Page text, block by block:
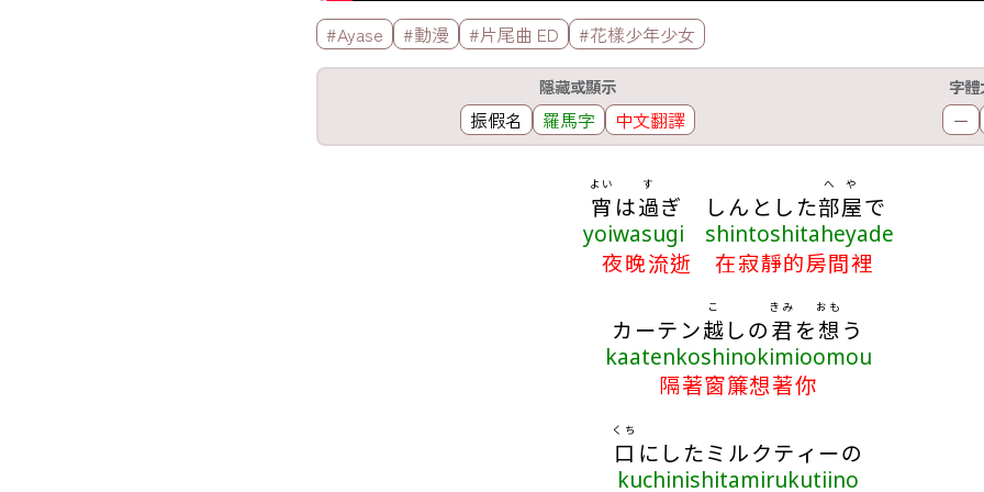
標籤欄
#Ayase #動漫 #片尾曲 ED #花樣少年少女
隱藏或顯示
振假名 羅馬字 中文翻譯
字
－
宵
よい
は過
す
ぎ しんとした部屋
へや
で
yoiwasugi shintoshitaheyade
夜晚流逝 在寂靜的房間裡
カーテン越
こ
しの君
きみ
を想
おも
う
kaatenkoshinokimioomou
隔著窗簾想著你
口
くち
にしたミルクティーの
kuchinishitamirukutiino